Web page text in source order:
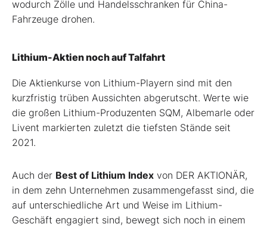
wodurch Zölle und Handelsschranken für China-
Fahrzeuge drohen.
Lithium-Aktien noch auf Talfahrt
Die Aktienkurse von Lithium-Playern sind mit den
kurzfristig trüben Aussichten abgerutscht. Werte wie
die großen Lithium-Produzenten SQM, Albemarle oder
Livent markierten zuletzt die tiefsten Stände seit
2021.
Auch der Best of Lithium Index von DER AKTIONÄR,
in dem zehn Unternehmen zusammengefasst sind, die
auf unterschiedliche Art und Weise im Lithium-
Geschäft engagiert sind, bewegt sich noch in einem